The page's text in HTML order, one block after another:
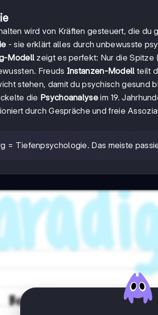
wird von Kräften gesteuert, die du
- sie erklärt alles durch unbewusste
Modell zeigt es perfekt: Nur die Spitze
Freuds Instanzen-Modell teilt
stehen, damit du psychisch gesund
die Psychoanalyseim 19.
durch Gespräche und freie
= Tiefenpsychologie. Das meiste